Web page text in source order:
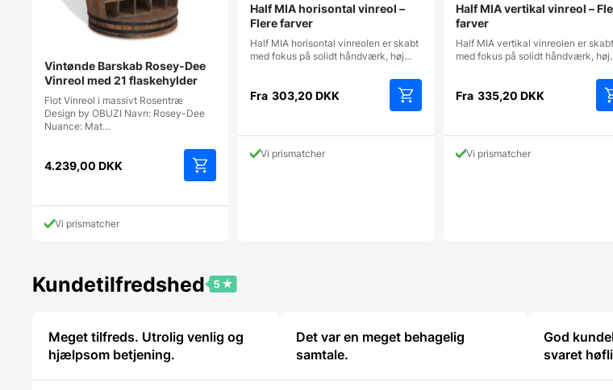
Vintønde Barskab Rosey-Dee
Vinreol med 21 flaskehylder
Flot Vinreol i massivt Rosentræ
Design by OBUZI Navn: Rosey-Dee
Nuance: Mat…
4.239,00 DKK
Vi prismatcher
Half MIA horisontal vinreol –
Flere farver
Half MIA horisontal vinreolen er skabt
med fokus på solidt håndværk, høj…
Fra 303,20DKK
vare
Vi prismatcher
Half MIA vertikal vinreol –
farver
Half MIA vertikal vinreolen er skabt
med fokus på solidt håndværk,
Fra 335,20DKK
Vi prismatcher
Kundetilfredshed
Meget tilfreds. Utrolig venlig og
hjælpsom betjening.
Det var en meget behagelig
samtale.
God
svaret